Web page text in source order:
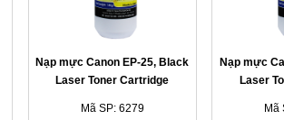
Nạp mực Canon EP-25, Black
Laser Toner Cartridge
Mã SP: 6279
Nạp mực
Laser
Mã